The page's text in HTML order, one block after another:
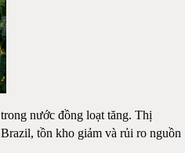
nước đồng loạt tăng. Thị
tồn kho giảm và rủi ro nguồn